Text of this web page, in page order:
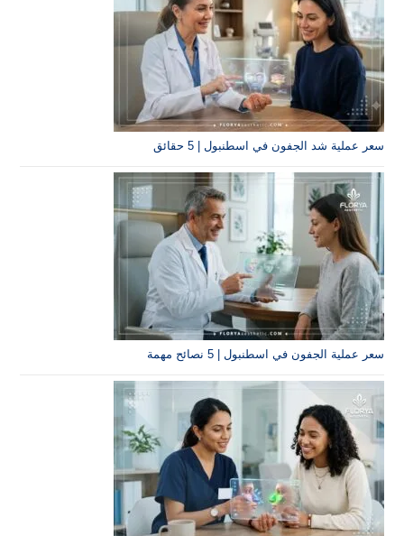
في اسطنبول | 5 حقائق
اسطنبول | 5 نصائح مهمة